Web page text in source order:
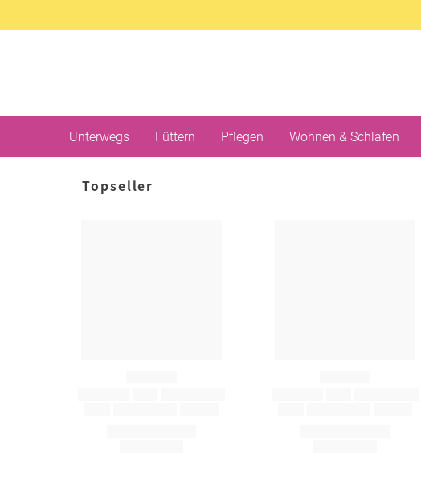
Unterwegs Füttern Pflegen Wohnen & Schlafen
Topseller